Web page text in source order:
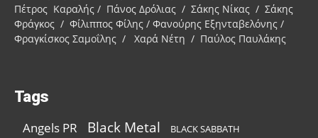
Πέτρος Καραλής / Πάνος Δρόλιας / Σάκης Νίκας / Σάκης
Φράγκος / Φίλιππος Φίλης / Φανούρης Εξηνταβελόνης /
Φραγκίσκος Σαμοΐλης / Χαρά Νέτη / Παύλος Παυλάκης
Tags
Angels PR Black Metal BLACK SABBATH